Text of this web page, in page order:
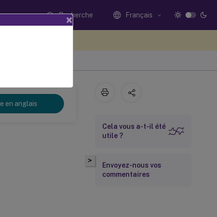
Recherche Français
en anglais
>
Cela vous a-t-il été
utile ?
Envoyez-nous vos
commentaires
×